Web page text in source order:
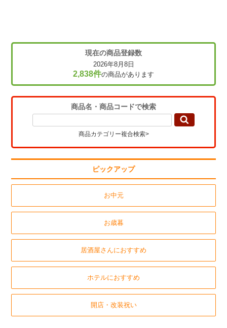
現在の商品登録数
2026年8月8日
2,838件の商品があります
商品名・商品コードで検索
商品カテゴリー複合検索>
ピックアップ
お中元
お歳暮
居酒屋さんにおすすめ
ホテルにおすすめ
開店・改装祝い